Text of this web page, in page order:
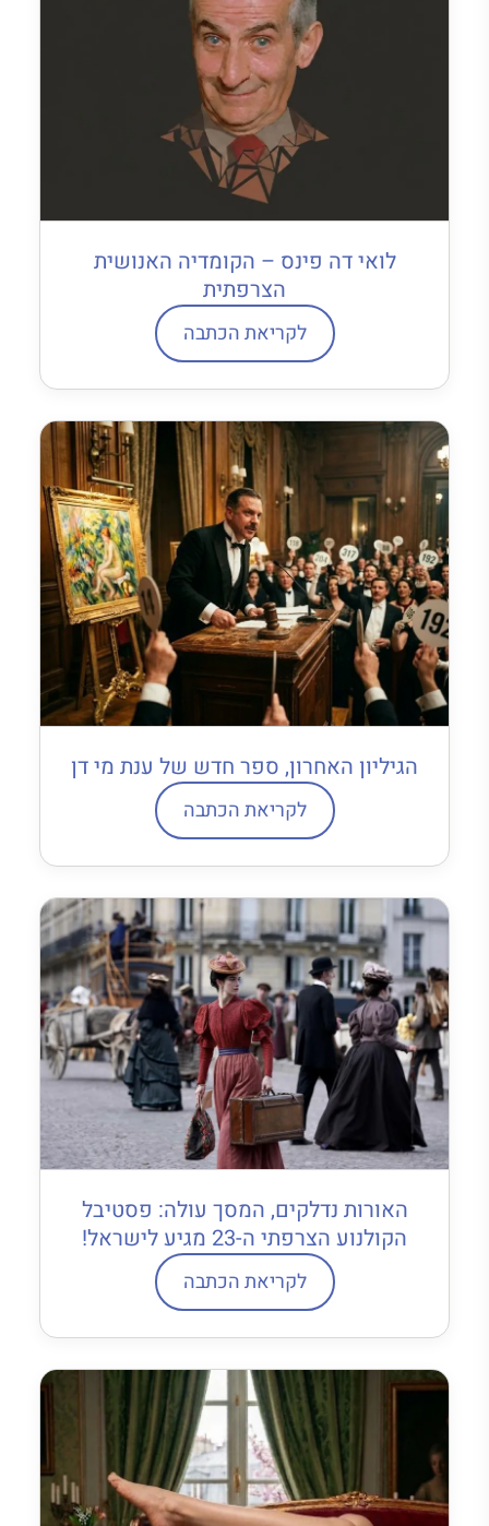
לואי דה פינס – הקומדיה האנושית
הצרפתית
לקריאת הכתבה
הגיליון האחרון, ספר חדש של ענת מי דן
לקריאת הכתבה
האורות נדלקים, המסך עולה: פסטיבל
הקולנוע הצרפתי ה-23 מגיע לישראל!
לקריאת הכתבה